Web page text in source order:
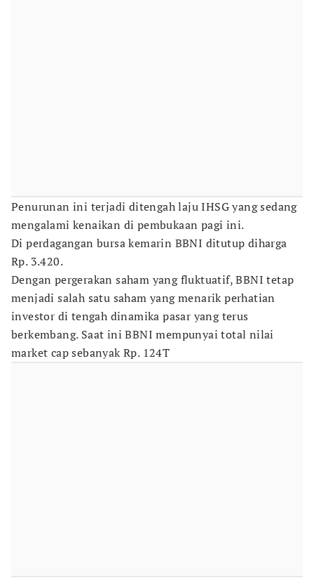
Penurunan ini terjadi ditengah laju IHSG yang sedang
mengalami kenaikan di pembukaan pagi ini.
Di perdagangan bursa kemarin BBNI ditutup diharga
Rp. 3.420.
Dengan pergerakan saham yang fluktuatif, BBNI tetap
menjadi salah satu saham yang menarik perhatian
investor di tengah dinamika pasar yang terus
berkembang. Saat ini BBNI mempunyai total nilai
market cap sebanyak Rp. 124T